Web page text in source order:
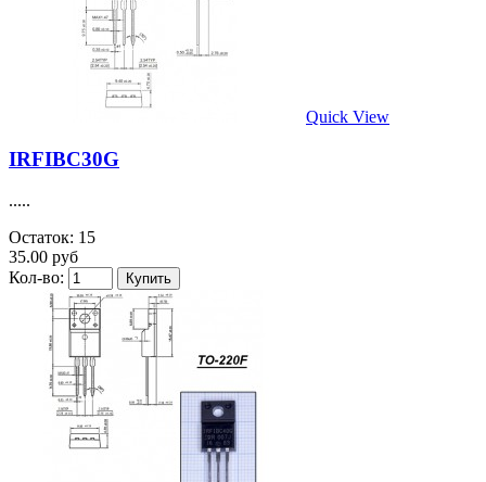
Quick View
IRFIBC30G
.....
Остаток: 15
35.00 руб
Кол-во: